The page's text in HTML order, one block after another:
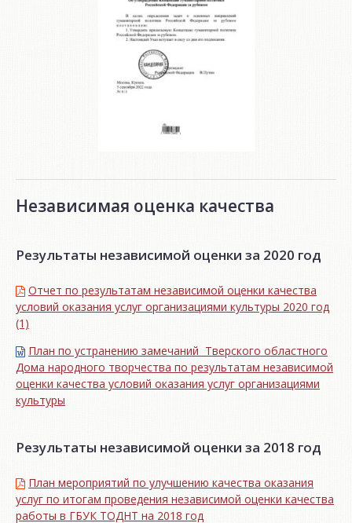
Независимая оценка качества
Результаты независимой оценки за 2020 год
Отчет по результатам независимой оценки качества
условий оказания услуг организациями культуры 2020 год
(1)
План по устранению замечаний Тверского областного
Дома народного творчества по результатам независимой
оценки качества условий оказания услуг организациями
культуры
Результаты независимой оценки за 2018 год
План мероприятий по улучшению качества оказания
услуг по итогам проведения независимой оценки качества
работы в ГБУК ТОДНТ на 2018 год